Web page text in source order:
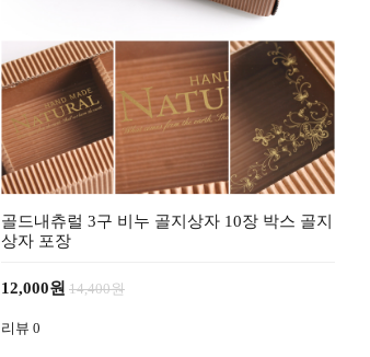
골드내츄럴 3구 비누 골지상자 10장 박스 골지
상자 포장
12,000원 14,400원
리뷰 0